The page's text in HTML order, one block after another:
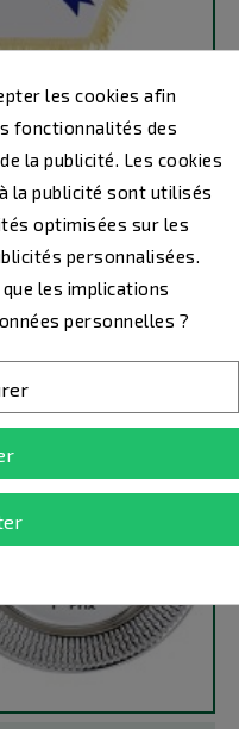
les cookies afin
fonctionnalités des
la publicité. Les cookies
la publicité sont utilisés
optimisées sur les
personnalisées.
les implications
personnelles ?